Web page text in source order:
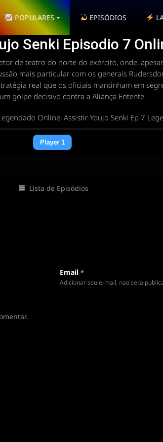
POPULARES EPISÓDIOS
Senki Episodio 7
de teatro do norte do exército, onde,
mais particular com os generais
real que os oficiais mantinham em
golpe decisivo contra a Aliança Entente.
Online, Assistir Youjo Senki Ep 7
Player 1
Lista de Episódios
Email *
Adicionar seu e-mail, nao sera